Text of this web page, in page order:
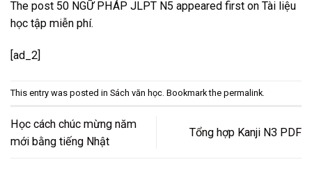
The post 50 NGỮ PHÁP JLPT N5 appeared first on Tài liệu
học tập miễn phí.
[ad_2]
This entry was posted in Sách văn học . Bookmark the permalink
Học cách chúc mừng năm
mới bằng tiếng Nhật
Tổng hợp Kanji N3 PDF